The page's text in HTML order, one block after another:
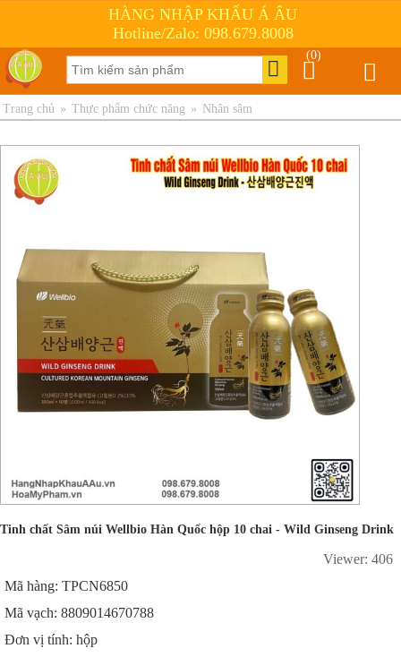
HÀNG NHẬP KHẨU Á ÂU
Hotline/Zalo: 098.679.8008
(0)
Trang chủ » Thực phẩm chức năng » Nhân sâm
Tinh chất Sâm núi Wellbio Hàn Quốc hộp 10 chai - Wild Ginseng Drink
Viewer: 406
Mã hàng: TPCN6850
Mã vạch: 8809014670788
Đơn vị tính: hộp